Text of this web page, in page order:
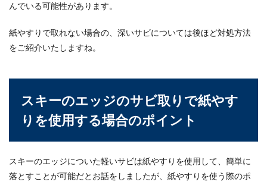
の練習量が必要となるのでしょうか？個人の体力
自転車が好きな人の中にはロードレーサーになる
夢を持っている人もいるでしょう。確かに有名な
んでいる可能性があります。
紙やすりで取れない場合の、深いサビについては後ほど対処方法
をご紹介いたしますね。
スキーのエッジのサビ取りで紙やす
りを使用する場合のポイント
スキーのエッジについた軽いサビは紙やすりを使用して、簡単に
落とすことが可能だとお話をしましたが、紙やすりを使う際のポ